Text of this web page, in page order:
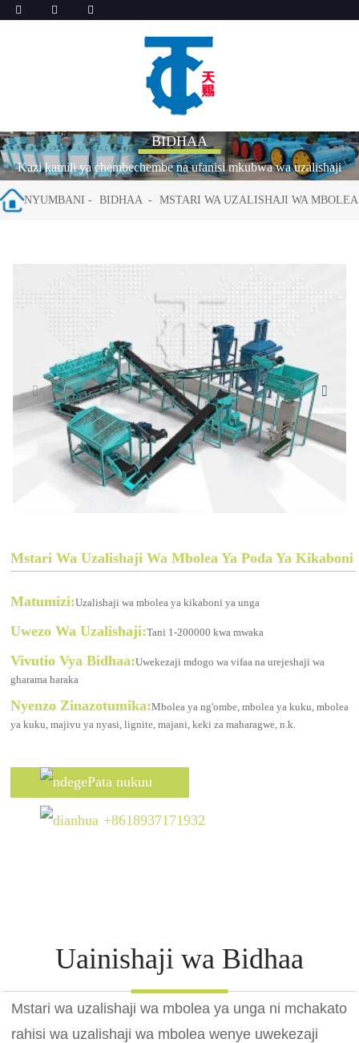
BIDHAA
Kazi kamili ya chembechembe na ufanisi mkubwa wa uzalishaji
NYUMBANI BIDHAA MSTARI WA UZALISHAJI WA MBOLEA
Mstari Wa Uzalishaji Wa Mbolea Ya Poda Ya Kikaboni
Matumizi:Uzalishaji wa mbolea ya kikaboni ya unga
Uwezo Wa Uzalishaji:Tani 1-200000 kwa mwaka
Vivutio Vya Bidhaa:Uwekezaji mdogo wa vifaa na urejeshaji wa
gharama haraka
Nyenzo Zinazotumika:Mbolea ya ng'ombe, mbolea ya kuku, mbolea
ya kuku, majivu ya nyasi, lignite, majani, keki za maharagwe, n.k.
Pata nukuu
+8618937171932
Uainishaji wa Bidhaa
Mstari wa uzalishaji wa mbolea ya unga ni mchakato
rahisi wa uzalishaji wa mbolea wenye uwekezaji